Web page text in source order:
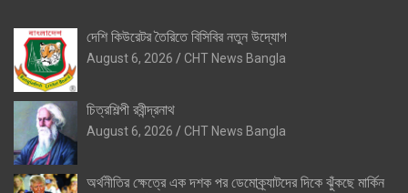
দেশি কিউরেটর তৈরিতে বিসিবির নতুন উদ্যোগ
August 6, 2026 CHT News Bangla
চিত্রশিল্পী রবীন্দ্রনাথ
August 6, 2026 CHT News Bangla
অর্থনীতির ক্ষেত্রে এক দশক পর ডেমোক্র্যাটদের দিকে ঝুঁকছে মার্কিন